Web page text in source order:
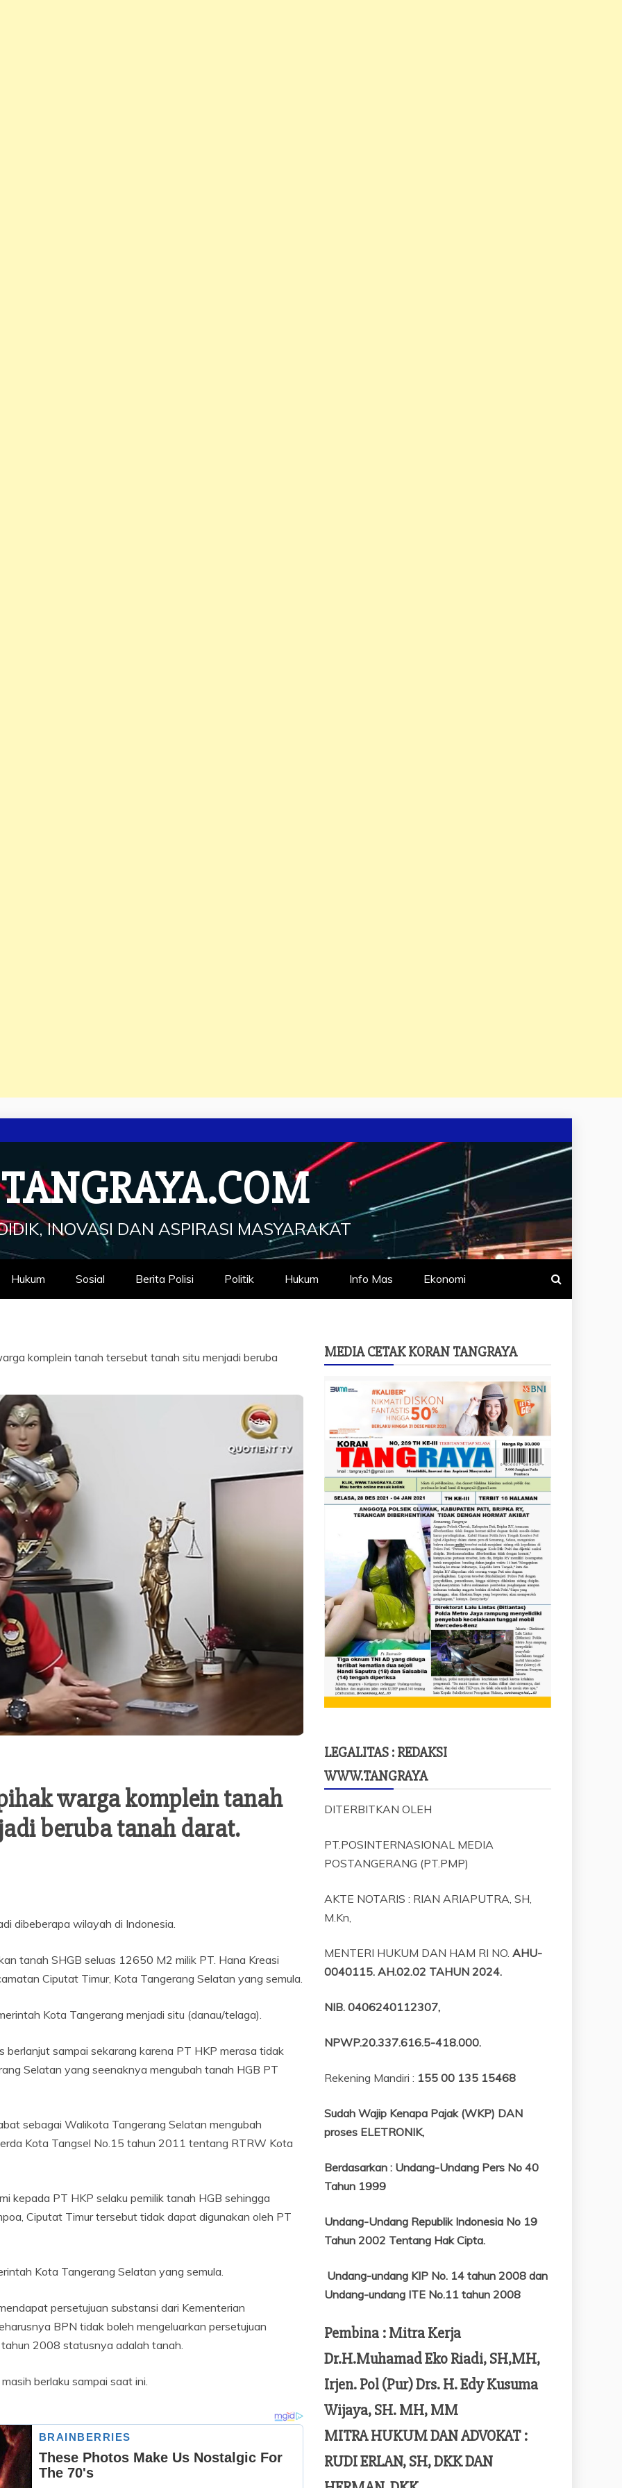
TANGRAYA.COM
INOVASI DAN ASPIRASI MASYARAKAT
Hukum Sosial Berita Polisi Politik Hukum Info Mas Ekonomi
komplein tanah tersebut tanah situ menjadi beruba
warga komplein tanah
beruba tanah darat.
dibeberapa wilayah di Indonesia.
tanah SHGB seluas 12650 M2 milik PT. Hana Kreasi
Ciputat Timur, Kota Tangerang Selatan yang semula.
Kota Tangerang menjadi situ (danau/telaga).
sampai sekarang karena PT HKP merasa tidak
Selatan yang seenaknya mengubah tanah HGB PT
sebagai Walikota Tangerang Selatan mengubah
Kota Tangsel No.15 tahun 2011 tentang RTRW Kota
kepada PT HKP selaku pemilik tanah HGB sehingga
Ciputat Timur tersebut tidak dapat digunakan oleh PT
Kota Tangerang Selatan yang semula.
persetujuan substansi dari Kementerian
BPN tidak boleh mengeluarkan persetujuan
2008 statusnya adalah tanah.
berlaku sampai saat ini.
MEDIA CETAK KORAN TANGRAYA
LEGALITAS : REDAKSI
WWW.TANGRAYA
DITERBITKAN OLEH
PT.POSINTERNASIONAL MEDIA
POSTANGERANG (PT.PMP)
AKTE NOTARIS : RIAN ARIAPUTRA, SH,
M.Kn,
MENTERI HUKUM DAN HAM RI NO. AHU-
0040115. AH.02.02 TAHUN 2024.
NIB. 0406240112307,
NPWP.20.337.616.5-418.000.
Rekening Mandiri : 155 00 135 15468
Sudah Wajip Kenapa Pajak (WKP) DAN
proses ELETRONIK,
Berdasarkan : Undang-Undang Pers No 40
Tahun 1999
Undang-Undang Republik Indonesia No 19
Tahun 2002 Tentang Hak Cipta.
Undang-undang KIP No. 14 tahun 2008 dan
Undang-undang ITE No.11 tahun 2008
Pembina : Mitra Kerja
Dr.H.Muhamad Eko Riadi, SH,MH,
Irjen. Pol (Pur) Drs. H. Edy Kusuma
Wijaya, SH. MH, MM
MITRA HUKUM DAN ADVOKAT :
RUDI ERLAN, SH, DKK DAN